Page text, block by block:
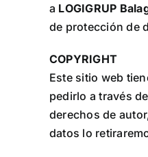
a LOGIGRUP
de protección de
COPYRIGHT
Este sitio web
pedirlo a través
derechos de
datos lo